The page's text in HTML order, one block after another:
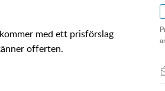
med ett prisförslag
offerten.